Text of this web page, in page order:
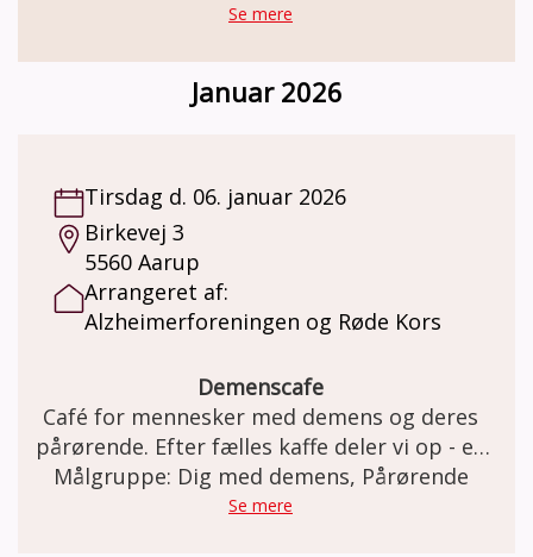
naturen, tage på cafebesøg, udflugter, på
Se mere
Januar 2026
Tirsdag d. 06. januar 2026
Birkevej 3
5560 Aarup
Arrangeret af:
Alzheimerforeningen og Røde Kors
Demenscafe
Café for mennesker med demens og deres
pårørende. Efter fælles kaffe deler vi op - en
gruppe af frivillige laver forskellige
aktiviteter for dem som har demens og de
Målgruppe: Dig med demens, Pårørende
Se mere